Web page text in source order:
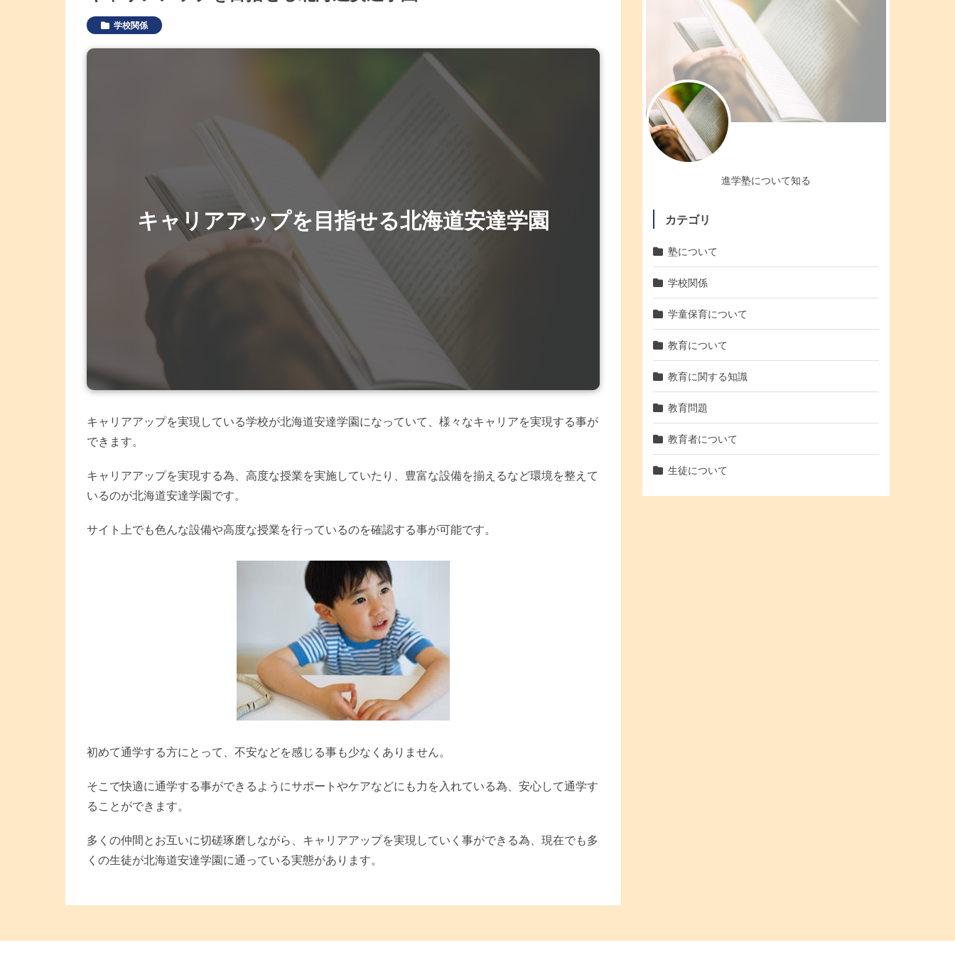
学校関係
キャリアアップを目指せる北海道安達学園
キャリアアップを実現している学校が北海道安達学園になっていて、様々なキャリアを実現する事が
できます。
キャリアアップを実現する為、高度な授業を実施していたり、豊富な設備を揃えるなど環境を整えて
いるのが北海道安達学園です。
サイト上でも色んな設備や高度な授業を行っているのを確認する事が可能です。
初めて通学する方にとって、不安などを感じる事も少なくありません。
そこで快適に通学する事ができるようにサポートやケアなどにも力を入れている為、安心して通学す
ることができます。
多くの仲間とお互いに切磋琢磨しながら、キャリアアップを実現していく事ができる為、現在でも多
くの生徒が北海道安達学園に通っている実態があります。
進学塾について知る
カテゴリ
塾について
学校関係
学童保育について
教育について
教育に関する知識
教育問題
教育者について
生徒について